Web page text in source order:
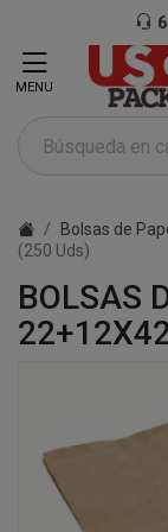
MENU
Bolsas de
(250 Uds)
BOLSAS